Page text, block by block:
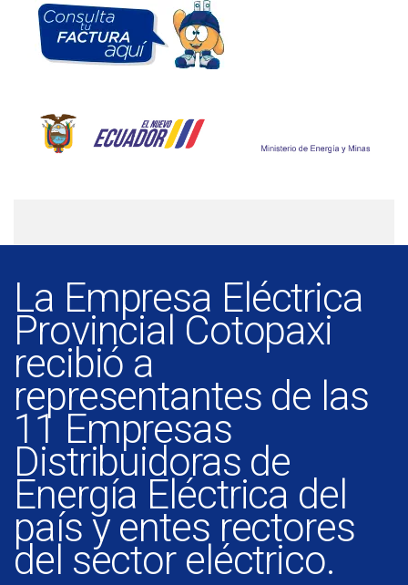
La Empresa Eléctrica
Provincial Cotopaxi
recibió a
representantes de las
11 Empresas
Distribuidoras de
Energía Eléctrica del
país y entes rectores
del sector eléctrico.